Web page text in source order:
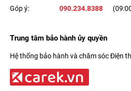
Góp ý: 090.234.8388
Trung tâm bảo hành ủy quyền
Hệ thống bảo hành và chăm sóc Điện